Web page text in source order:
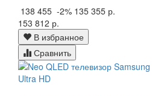
138 455 -2% 135 355 р.
153 812 р.
В избранное
Сравнить